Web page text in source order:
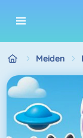
Meiden